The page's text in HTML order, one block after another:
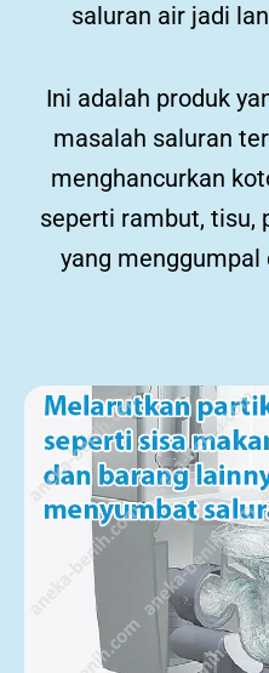
saluran air jadi
Ini adalah produk
masalah saluran
menghancurkan
seperti rambut, tisu,
yang menggumpal